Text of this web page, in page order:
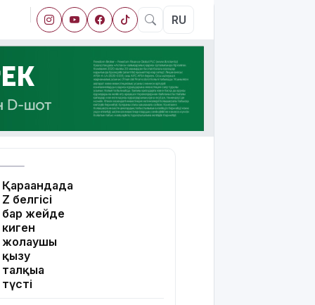
RU
Қарағандада
Z белгісі
бар жейде
киген
жолаушы
қызу
талқыға
түсті